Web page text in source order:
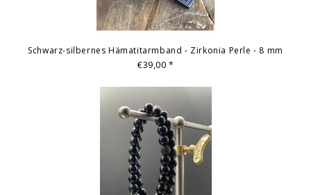
Schwarz-silbernes Hämatitarmband - Zirkonia Perle - 8 mm
€39,00*